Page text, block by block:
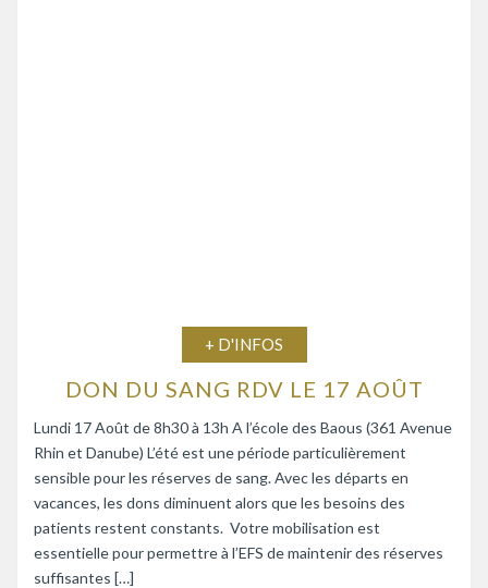
+ D'INFOS
DON DU SANG RDV LE 17 AOÛT
Lundi 17 Août de 8h30 à 13h A l’école des Baous (361 Avenue
Rhin et Danube) L’été est une période particulièrement
sensible pour les réserves de sang. Avec les départs en
vacances, les dons diminuent alors que les besoins des
patients restent constants. Votre mobilisation est
essentielle pour permettre à l’EFS de maintenir des réserves
suffisantes […]